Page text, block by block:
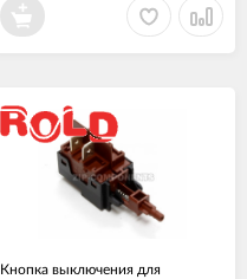
Кнопка выключения для